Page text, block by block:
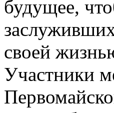
будущее,
своей
Участники